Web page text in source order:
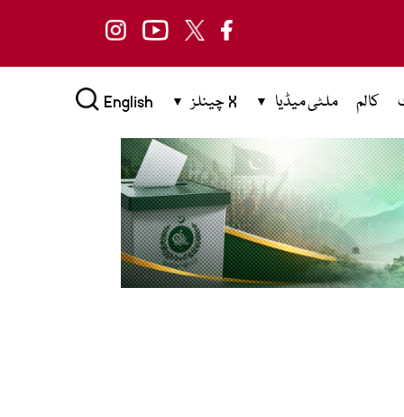
کالم ملٹی میڈیا X چینلز English